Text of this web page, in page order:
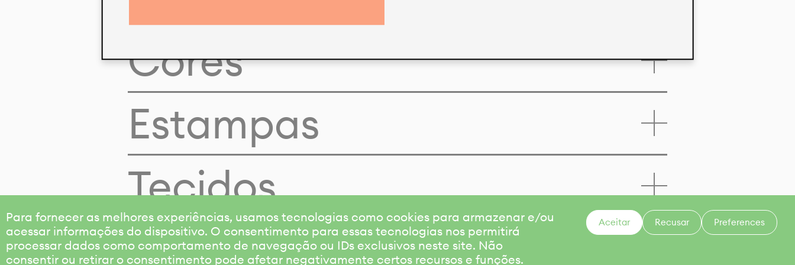
Para fornecer as melhores experiências, usamos tecnologias como cookies para armazenar e/ou
acessar informações do dispositivo. O consentimento para essas tecnologias nos permitirá
processar dados como comportamento de navegação ou IDs exclusivos neste site. Não
consentir ou retirar o consentimento pode afetar negativamente certos recursos e funções.
Aceitar Recusar Preferences
Cores
Estampas
Tecidos